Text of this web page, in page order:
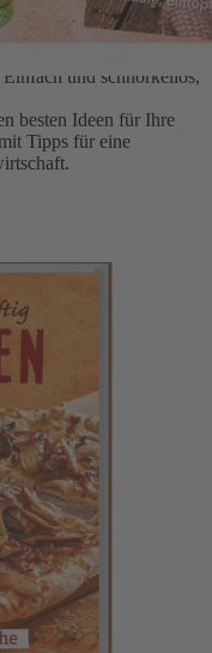
und liebevoll
für den Haushalt
und schnörkellos,
besten Ideen für Ihre
Tipps für eine